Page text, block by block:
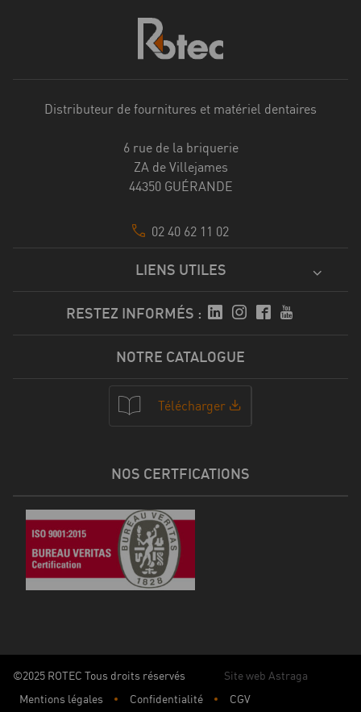
Distributeur de fournitures et matériel dentaires
6 rue de la briquerie
ZA de Villejames
44350 GUÉRANDE
02 40 62 11 02
LIENS UTILES
RESTEZ INFORMÉS :
NOTRE CATALOGUE
Télécharger
NOS CERTFICATIONS
©2025 ROTEC Tous droits réservés
Site web Astraga
Mentions légales
Confidentialité CGV